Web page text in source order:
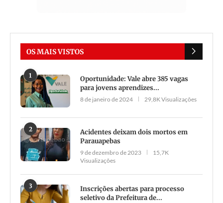
OS MAIS VISTOS
1
Oportunidade: Vale abre 385 vagas
para jovens aprendizes...
8 de janeiro de 2024 29,8K Visualizações
2
Acidentes deixam dois mortos em
Parauapebas
9 de dezembro de 2023
15,7K
Visualizações
3
Inscrições abertas para processo
seletivo da Prefeitura de...